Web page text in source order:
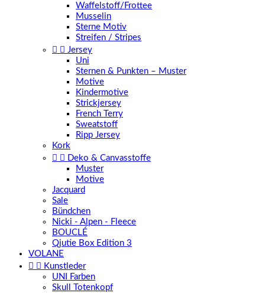
Waffelstoff/Frottee
Musselin
Sterne Motiv
Streifen / Stripes
  Jersey
Uni
Sternen & Punkten – Muster
Motive
Kindermotive
Strickjersey
French Terry
Sweatstoff
Ripp Jersey
Kork
  Deko & Canvasstoffe
Muster
Motive
Jacquard
Sale
Bündchen
Nicki - Alpen - Fleece
BOUCLÉ
Qjutie Box Edition 3
VOLANE
  Kunstleder
UNI Farben
Skull Totenkopf